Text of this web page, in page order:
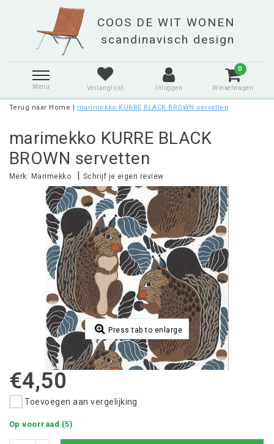
Menu Verlanglijst Inloggen
0
Winkelwagen
Terug naar Home | marimekko KURRE BLACK BROWN servetten
marimekko KURRE BLACK
BROWN servetten
Merk: Marimekko | Schrijf je eigen review
Press tab to enlarge
€4,50
Toevoegen aan vergelijking
Op voorraad (5)